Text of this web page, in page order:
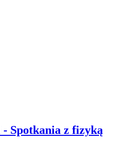
- Spotkania z fizyką